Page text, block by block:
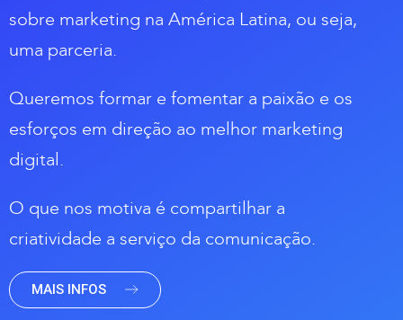
sobre marketing na América Latina, ou seja,
uma parceria.
Queremos formar e fomentar a paixão e os
esforços em direção ao melhor marketing
digital.
O que nos motiva é compartilhar a
criatividade a serviço da comunicação.
MAIS INFOS